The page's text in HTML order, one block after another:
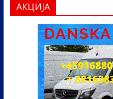
АКЦИЈА